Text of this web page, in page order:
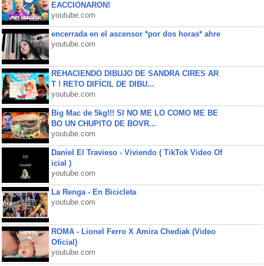
EACCIONARON!
youtube.com
encerrada en el ascensor *por dos horas* ahre
youtube.com
REHACIENDO DIBUJO DE SANDRA CIRES AR
T ! RETO DIFÍCIL DE DIBU...
youtube.com
Big Mac de 5kg!!! SI NO ME LO COMO ME BE
BO UN CHUPITO DE BOVR...
youtube.com
Daniel El Travieso - Viviendo ( TikTok Video Of
icial )
youtube.com
La Renga - En Bicicleta
youtube.com
ROMA - Lionel Ferro X Amira Chediak (Video
Oficial)
youtube.com